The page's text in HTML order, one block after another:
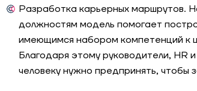
Разработка карьерных маршрутов.
должностям модель помогает
имеющимся набором компетенций к
Благодаря этому руководители, HR
человеку нужно предпринять, чтобы